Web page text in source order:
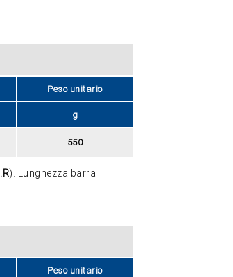
Peso unitario
g
550
.R). Lunghezza barra
Peso unitario